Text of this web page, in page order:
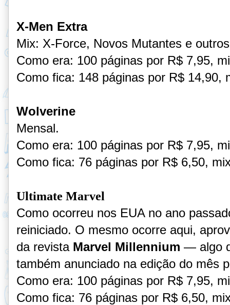
X-Men Extra
Mix: X-Force, Novos Mutantes e
Como era: 100 páginas por R$ 7,95,
Como fica: 148 páginas por R$ 14,90,
Wolverine
Mensal.
Como era: 100 páginas por R$ 7,95,
Como fica: 76 páginas por R$ 6,50,
Ultimate Marvel
Como ocorreu nos EUA no ano
reiniciado. O mesmo ocorre aqui,
da revista Marvel Millennium — algo
também anunciado na edição do mês
Como era: 100 páginas por R$ 7,95,
Como fica: 76 páginas por R$ 6,50,